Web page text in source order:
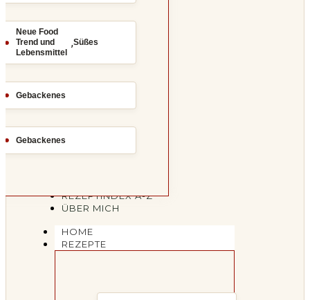
Neue Food
Trend und
Lebensmittel
,Süßes
Gebackenes
Gebackenes
REZEPTINDEX A-Z
ÜBER MICH
HOME
REZEPTE